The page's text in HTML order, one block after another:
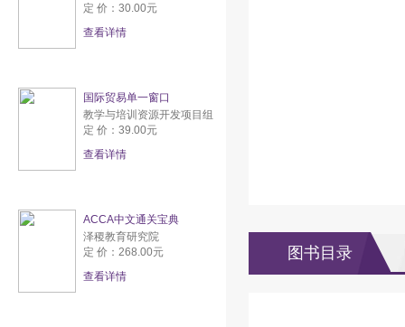
定 价：30.00元
查看详情
国际贸易单一窗口
教学与培训资源开发项目组
定 价：39.00元
查看详情
ACCA中文通关宝典
泽稷教育研究院
定 价：268.00元
查看详情
图书目录